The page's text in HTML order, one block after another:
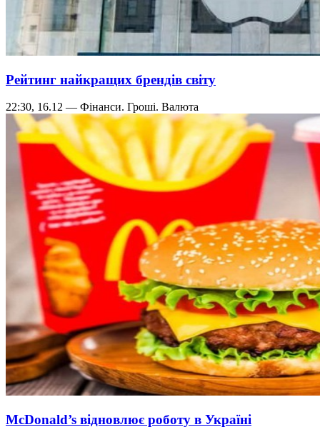
Рейтинг найкращих брендів світу
22:30, 16.12 — Фінанси. Гроші. Валюта
McDonald’s відновлює роботу в Україні